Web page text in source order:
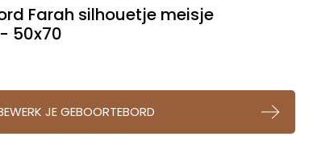
Farah silhouetje meisje
50x70
JE GEBOORTEBORD